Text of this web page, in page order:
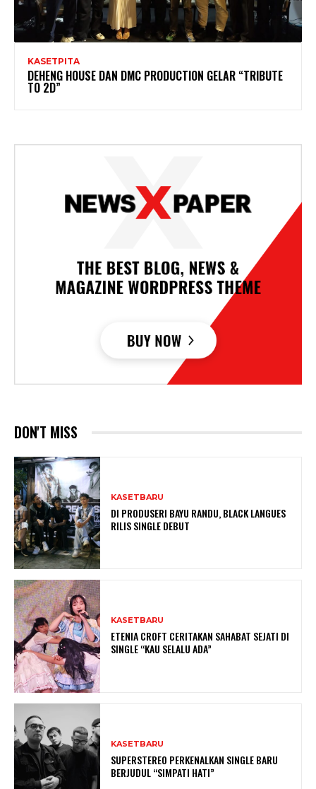
KASETPITA
DEHENG HOUSE DAN DMC PRODUCTION GELAR “TRIBUTE
TO 2D”
DON'T MISS
KASETBARU
DI PRODUSERI BAYU RANDU, BLACK LANGUES
RILIS SINGLE DEBUT
KASETBARU
ETENIA CROFT CERITAKAN SAHABAT SEJATI DI
SINGLE “KAU SELALU ADA”
KASETBARU
SUPERSTEREO PERKENALKAN SINGLE BARU
BERJUDUL “SIMPATI HATI”